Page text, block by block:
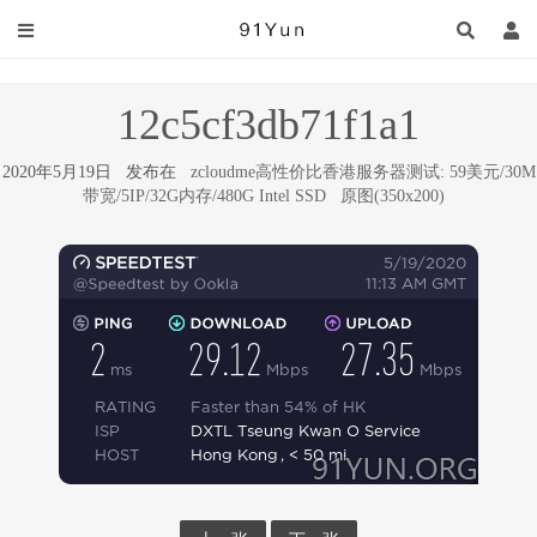
12c5cf3db71f1a1
2020年5月19日 发布在 zcloudme高性价比香港服务器测试: 59美元/30M
带宽/5IP/32G内存/480G Intel SSD
原图(350x200)